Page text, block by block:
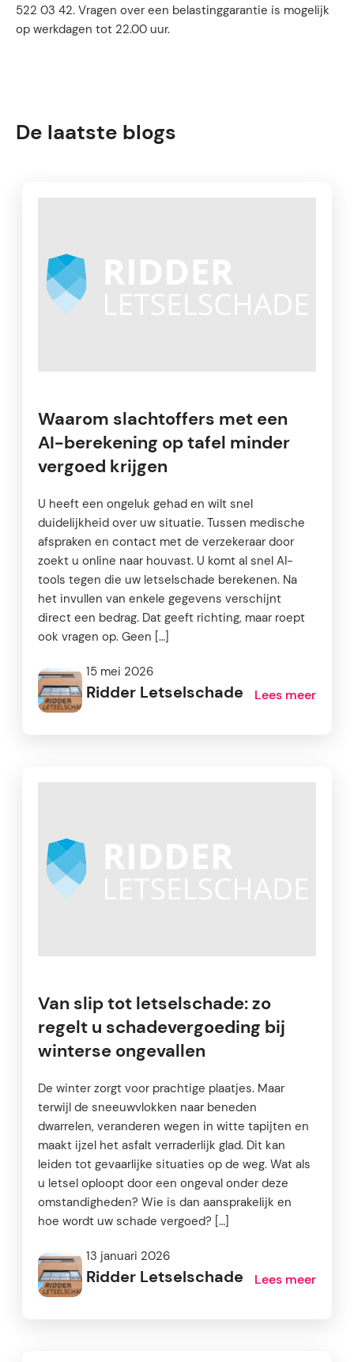
522 03 42. Vragen over een belastinggarantie is mogelijk
op werkdagen tot 22.00 uur.
De laatste blogs
Waarom slachtoffers met een
AI-berekening op tafel minder
vergoed krijgen
U heeft een ongeluk gehad en wilt snel
duidelijkheid over uw situatie. Tussen medische
afspraken en contact met de verzekeraar door
zoekt u online naar houvast. U komt al snel AI-
tools tegen die uw letselschade berekenen. Na
het invullen van enkele gegevens verschijnt
direct een bedrag. Dat geeft richting, maar roept
ook vragen op. Geen […]
15 mei 2026
Ridder Letselschade Lees meer
Van slip tot letselschade: zo
regelt u schadevergoeding bij
winterse ongevallen
De winter zorgt voor prachtige plaatjes. Maar
terwijl de sneeuwvlokken naar beneden
dwarrelen, veranderen wegen in witte tapijten en
maakt ijzel het asfalt verraderlijk glad. Dit kan
leiden tot gevaarlijke situaties op de weg. Wat als
u letsel oploopt door een ongeval onder deze
omstandigheden? Wie is dan aansprakelijk en
hoe wordt uw schade vergoed? […]
13 januari 2026
Ridder Letselschade Lees meer